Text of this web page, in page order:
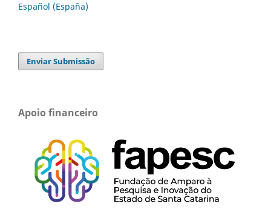
Español (España)
Enviar Submissão
Apoio financeiro